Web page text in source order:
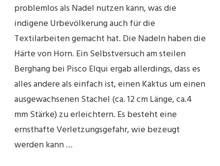
problemlos als Nadel nutzen kann, was die
indigene Urbevölkerung auch für die
Textilarbeiten gemacht hat. Die Nadeln haben die
Härte von Horn. Ein Selbstversuch am steilen
Berghang bei Pisco Elqui ergab allerdings, dass es
alles andere als einfach ist, einen Kaktus um einen
ausgewachsenen Stachel (ca. 12 cm Länge, ca.4
mm Stärke) zu erleichtern. Es besteht eine
ernsthafte Verletzungsgefahr, wie bezeugt
werden kann …